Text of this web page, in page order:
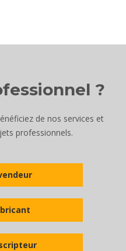
?
de nos services et
professionnels.